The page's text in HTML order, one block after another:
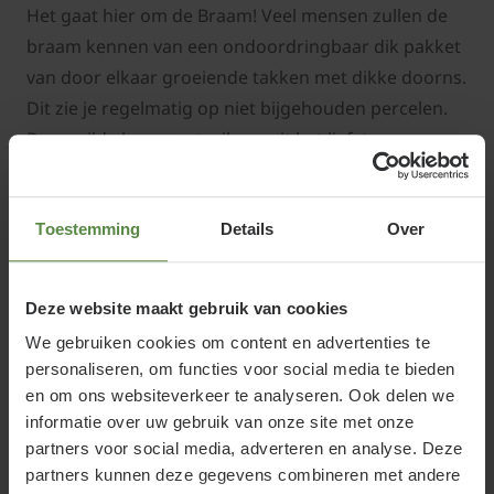
Toestemming Details Over
Deze website maakt gebruik van cookies
We gebruiken cookies om content en advertenties te
personaliseren, om functies voor social media te bieden
en om ons websiteverkeer te analyseren. Ook delen we
informatie over uw gebruik van onze site met onze
partners voor social media, adverteren en analyse. Deze
partners kunnen deze gegevens combineren met andere
Het gaat hier om de Braam! Veel mensen zullen de
braam kennen van een ondoordringbaar dik pakket
van door elkaar groeiende takken met dikke doorns.
Dit zie je regelmatig op niet bijgehouden percelen.
Deze wilde bramenstruik groeit het liefste op een
stikstofrijke grond. Hoe meer wilde bramenplanten
u ziet, hoe meer het stikstofprobleem zich uit.
Natuurlijke beplanting wordt overwoekerd door de
stikstofminnende Rubus fruticosus. Maar goed, het
gecultiveerde soorten, die steeds vaker
zelfsdoornlooszijn, die u in uw tuin kunt
aanplanten.